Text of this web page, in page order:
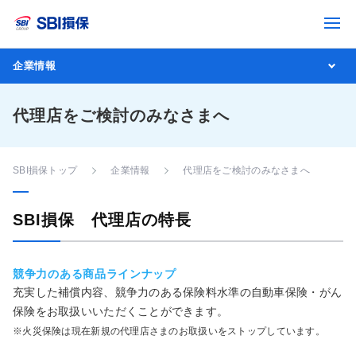
企業情報
代理店をご検討のみなさまへ
SBI損保トップ 企業情報 代理店をご検討のみなさまへ
SBI損保 代理店の特長
競争力のある商品ラインナップ
充実した補償内容、競争力のある保険料水準の自動車保険・がん
保険をお取扱いいただくことができます。
※火災保険は現在新規の代理店さまのお取扱いをストップしています。